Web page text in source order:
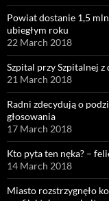
Powiat dostanie 1,5
ubiegłym roku
22 March 2018
Szpital przy Szpitalnej
21 March 2018
Radni zdecydują o
głosowania
17 March 2018
Kto pyta ten nęka? –
14 March 2018
Miasto rozstrzygnęło